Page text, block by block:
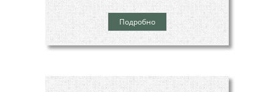
Подробно